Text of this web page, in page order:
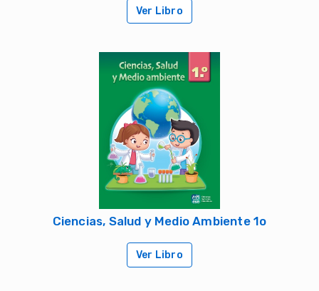
Ver Libro
Ciencias, Salud y Medio Ambiente 1o
Ver Libro